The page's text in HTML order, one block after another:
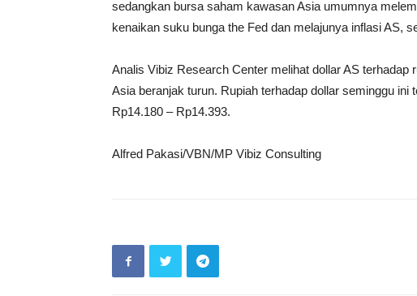
sedangkan bursa saham kawasan Asia umumnya
kenaikan suku bunga the Fed dan melajunya inflasi AS,
Analis Vibiz Research Center melihat dollar AS terhadap
Asia beranjak turun. Rupiah terhadap dollar seminggu ini
Rp14.180 – Rp14.393.
Alfred Pakasi/VBN/MP Vibiz Consulting